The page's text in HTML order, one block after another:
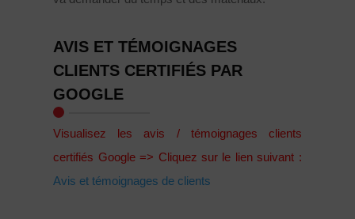
AVIS ET TÉMOIGNAGES
CLIENTS CERTIFIÉS PAR
GOOGLE
Visualisez les avis / témoignages clients
certifiés Google => Cliquez sur le lien suivant :
Avis et témoignages de clients